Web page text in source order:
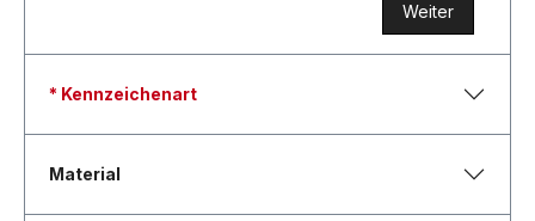
Weiter
* Kennzeichenart
Material